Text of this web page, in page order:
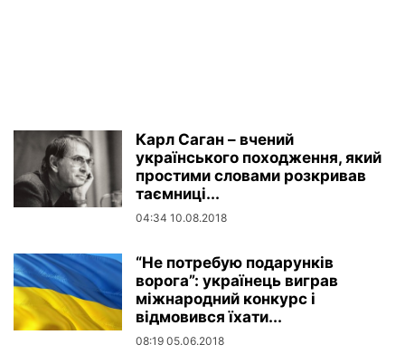
Карл Саган – вчений
українського походження, який
простими словами розкривав
таємниці...
04:34 10.08.2018
“Не потребую подарунків
ворога”: українець виграв
міжнародний конкурс і
відмовився їхати...
08:19 05.06.2018